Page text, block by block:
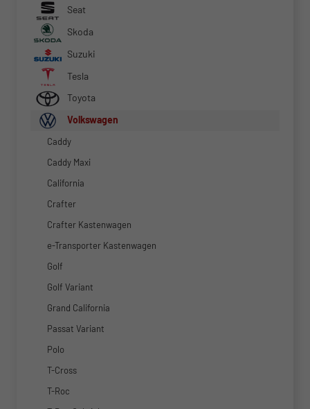
Seat
Skoda
Suzuki
Tesla
Toyota
Volkswagen
Caddy
Caddy Maxi
California
Crafter
Crafter Kastenwagen
e-Transporter Kastenwagen
Golf
Golf Variant
Grand California
Passat Variant
Polo
T-Cross
T-Roc